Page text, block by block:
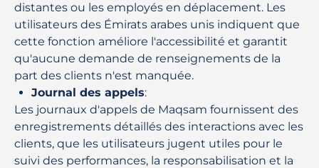
distantes ou les employés en déplacement. Les
utilisateurs des Émirats arabes unis indiquent que
cette fonction améliore l'accessibilité et garantit
qu'aucune demande de renseignements de la
part des clients n'est manquée.
Journal des appels:
Les journaux d'appels de Maqsam fournissent des
enregistrements détaillés des interactions avec les
clients, que les utilisateurs jugent utiles pour le
suivi des performances, la responsabilisation et la